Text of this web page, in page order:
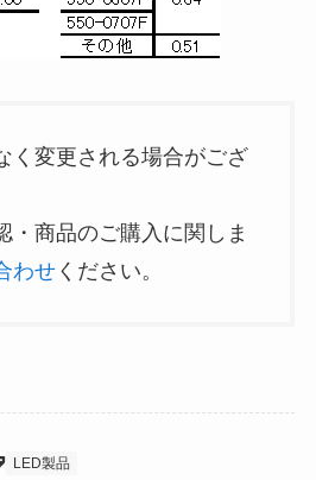
く変更される場合がござ
・商品のご購入に関しま
わせください。
LED製品